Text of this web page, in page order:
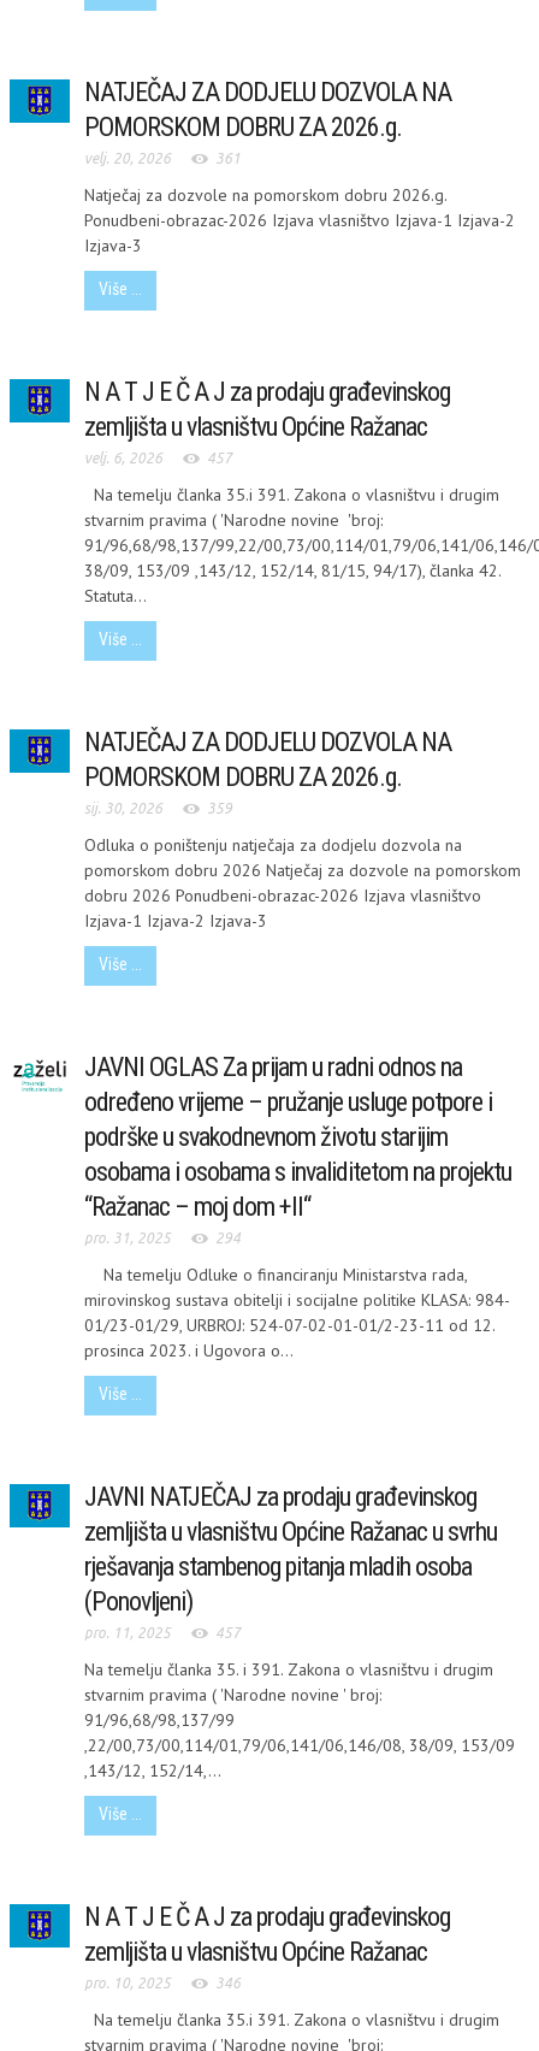
NATJEČAJ ZA DODJELU DOZVOLA NA
POMORSKOM DOBRU ZA 2026.g.
velj. 20, 2026 361
Natječaj za dozvole na pomorskom dobru 2026.g.
Ponudbeni-obrazac-2026 Izjava vlasništvo Izjava-1 Izjava-2
Izjava-3
Više ...
N A T J E Č A J za prodaju građevinskog
zemljišta u vlasništvu Općine Ražanac
velj. 6, 2026 457
Na temelju članka 35.i 391. Zakona o vlasništvu i drugim
stvarnim pravima ( 'Narodne novine 'broj:
91/96,68/98,137/99,22/00,73/00,114/01,79/06,141/06,146/
38/09, 153/09 ,143/12, 152/14, 81/15, 94/17), članka 42.
Statuta...
Više ...
NATJEČAJ ZA DODJELU DOZVOLA NA
POMORSKOM DOBRU ZA 2026.g.
sij. 30, 2026 359
Odluka o poništenju natječaja za dodjelu dozvola na
pomorskom dobru 2026 Natječaj za dozvole na pomorskom
dobru 2026 Ponudbeni-obrazac-2026 Izjava vlasništvo
Izjava-1 Izjava-2 Izjava-3
Više ...
JAVNI OGLAS Za prijam u radni odnos na
određeno vrijeme – pružanje usluge potpore i
podrške u svakodnevnom životu starijim
osobama i osobama s invaliditetom na projektu
“Ražanac – moj dom +II“
pro. 31, 2025 294
Na temelju Odluke o financiranju Ministarstva rada,
mirovinskog sustava obitelji i socijalne politike KLASA: 984-
01/23-01/29, URBROJ: 524-07-02-01-01/2-23-11 od 12.
prosinca 2023. i Ugovora o...
Više ...
JAVNI NATJEČAJ za prodaju građevinskog
zemljišta u vlasništvu Općine Ražanac u svrhu
rješavanja stambenog pitanja mladih osoba
(Ponovljeni)
pro. 11, 2025 457
Na temelju članka 35. i 391. Zakona o vlasništvu i drugim
stvarnim pravima ( 'Narodne novine ' broj:
91/96,68/98,137/99
,22/00,73/00,114/01,79/06,141/06,146/08, 38/09, 153/09
,143/12, 152/14,...
Više ...
N A T J E Č A J za prodaju građevinskog
zemljišta u vlasništvu Općine Ražanac
pro. 10, 2025 346
Na temelju članka 35.i 391. Zakona o vlasništvu i drugim
stvarnim pravima ( 'Narodne novine 'broj: